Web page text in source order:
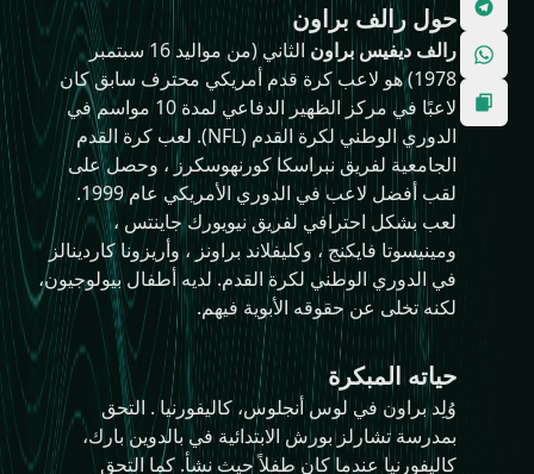
حول رالف براون
رالف ديفيس براون
الثاني (من مواليد 16 سبتمبر
1978) هو لاعب كرة قدم أمريكي محترف سابق كان
لاعبًا في مركز الظهير الدفاعي لمدة 10 مواسم في
الدوري الوطني لكرة القدم (NFL). لعب كرة القدم
الجامعية لفريق نبراسكا كورنهوسكرز ، وحصل على
لقب أفضل لاعب في الدوري الأمريكي عام 1999.
لعب بشكل احترافي لفريق نيويورك جاينتس ،
ومينيسوتا فايكنج ، وكليفلاند براونز ، وأريزونا كاردينالز
في الدوري الوطني لكرة القدم. لديه أطفال بيولوجيون،
لكنه تخلى عن حقوقه الأبوية فيهم.
حياته المبكرة
وُلِد براون في لوس أنجلوس، كاليفورنيا . التحق
بمدرسة تشارلز بورش الابتدائية في بالدوين بارك،
كاليفورنيا عندما كان طفلاً حيث نشأ. كما التحق